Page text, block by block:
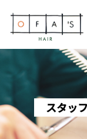
コンセプト
OFA’S HAIR 博多住
スタッ